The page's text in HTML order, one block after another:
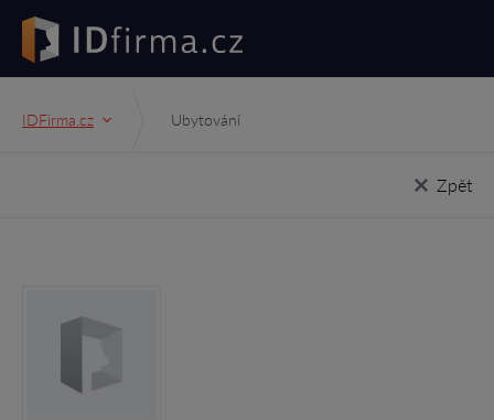
IDFirma.cz Ubytování
Zpět